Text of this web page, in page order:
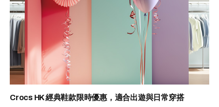
Crocs HK 經典鞋款限時優惠，適合出遊與日常穿搭